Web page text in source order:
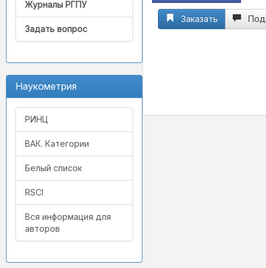
Журналы РГПУ
Задать вопрос
Наукометрия
РИНЦ
ВАК. Категории
Белый список
RSCI
Вся информация для
авторов
Заказать